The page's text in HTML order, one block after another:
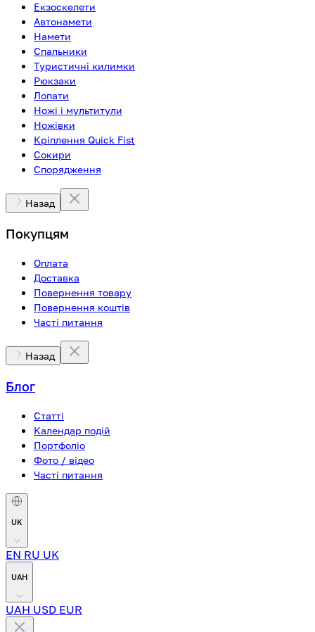
Екзоскелети
Автонамети
Намети
Спальники
Туристичні килимки
Рюкзаки
Лопати
Ножі і мультитули
Ножівки
Кріплення Quick Fist
Сокири
Спорядження
Назад
Покупцям
Оплата
Доставка
Повернення товару
Повернення коштів
Часті питання
Назад
Блог
Статті
Календар подій
Портфоліо
Фото / відео
Часті питання
UK
EN RU UK
UAH
UAH USD EUR